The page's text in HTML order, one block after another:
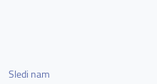
Sledi nam